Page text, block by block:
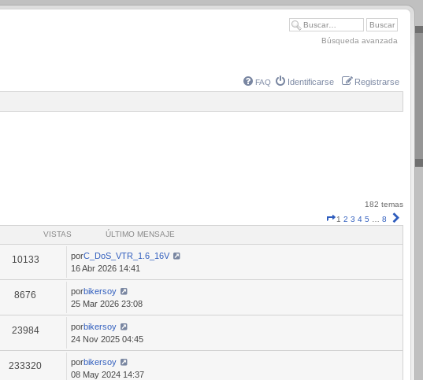
Búsqueda avanzada
FAQ Identificarse Registrarse
182 temas
Página
1 2 3 4 5 8
VISTAS ÚLTIMO MENSAJE
10133 porC_DoS_VTR_1.6_16V
16 Abr 2026 14:41
8676 porbikersoy
25 Mar 2026 23:08
23984 porbikersoy
24 Nov 2025 04:45
233320 porbikersoy
08 May 2024 14:37